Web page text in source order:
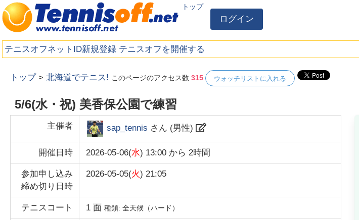
トップ
ログイン
テニスオフネットID新規登録 テニスオフを開催する
トップ >北海道でテニス! このページのアクセス数315 ウォッチリストに入れる
5/6(水・祝) 美香保公園で練習
主催者 sap_tennis さん (男性)
開催日時 2026-05-06(水) 13:00 から2時間
参加申し込み
締め切り日時
2026-05-05(火) 21:05
テニスコート 1 面種類:全天候（ハード）